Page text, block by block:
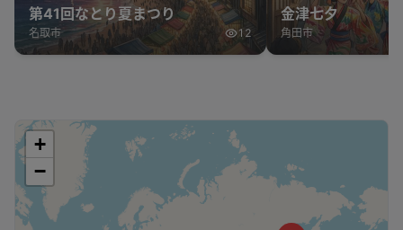
第41回なとり夏まつり
名取市 12
金津七夕
角田市
+
−